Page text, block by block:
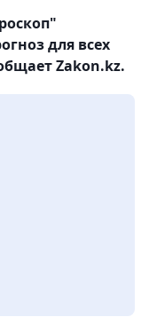
для всех
Zakon.kz.